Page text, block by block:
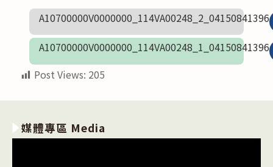
A10700000V0000000_114VA00248_2_04150841396
A10700000V0000000_114VA00248_1_04150841396
Post Views: 205
媒體專區 Media